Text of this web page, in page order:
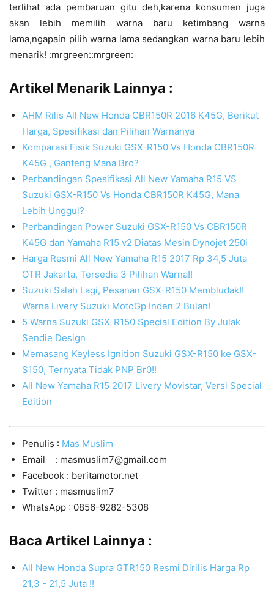
terlihat ada pembaruan gitu deh,karena konsumen juga
akan lebih memilih warna baru ketimbang warna
lama,ngapain pilih warna lama sedangkan warna baru lebih
menarik! :mrgreen::mrgreen:
Artikel Menarik Lainnya :
AHM Rilis All New Honda CBR150R 2016 K45G, Berikut
Harga, Spesifikasi dan Pilihan Warnanya
Komparasi Fisik Suzuki GSX-R150 Vs Honda CBR150R
K45G , Ganteng Mana Bro?
Perbandingan Spesifikasi All New Yamaha R15 VS
Suzuki GSX-R150 Vs Honda CBR150R K45G, Mana
Lebih Unggul?
Perbandingan Power Suzuki GSX-R150 Vs CBR150R
K45G dan Yamaha R15 v2 Diatas Mesin Dynojet 250i
Harga Resmi All New Yamaha R15 2017 Rp 34,5 Juta
OTR Jakarta, Tersedia 3 Pilihan Warna!!
Suzuki Salah Lagi, Pesanan GSX-R150 Membludak!!
Warna Livery Suzuki MotoGp Inden 2 Bulan!
5 Warna Suzuki GSX-R150 Special Edition By Julak
Sendie Design
Memasang Keyless Ignition Suzuki GSX-R150 ke GSX-
S150, Ternyata Tidak PNP Br0!!
All New Yamaha R15 2017 Livery Movistar, Versi Special
Edition
Penulis : Mas Muslim
Email : masmuslim7@gmail.com
Facebook : beritamotor.net
Twitter : masmuslim7
WhatsApp : 0856-9282-5308
Baca Artikel Lainnya :
All New Honda Supra GTR150 Resmi Dirilis Harga Rp
21,3 - 21,5 Juta !!